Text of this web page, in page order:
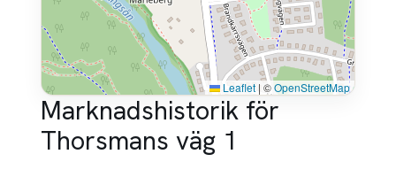
Leaflet | ©OpenStreetMap
Marknadshistorik för
Thorsmans väg 1